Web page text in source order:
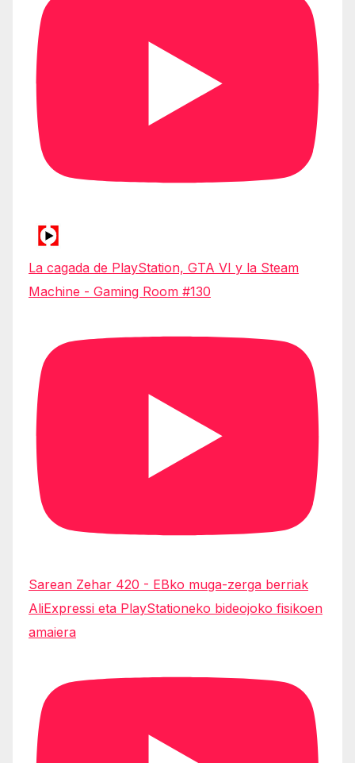
La cagada de PlayStation, GTA VI y la Steam
Machine - Gaming Room #130
Sarean Zehar 420 - EBko muga-zerga berriak
AliExpressi eta PlayStationeko bideojoko fisikoen
amaiera